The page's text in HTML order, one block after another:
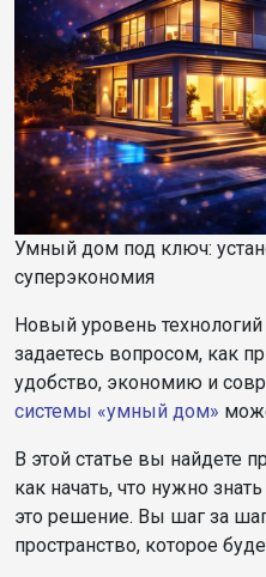
Умный дом под ключ:
суперэкономия
Новый уровень
задаетесь вопросом, как
удобство, экономию и
системы «умный дом»
В этой статье вы найдете
как начать, что нужно
это решение. Вы шаг за
пространство, которое